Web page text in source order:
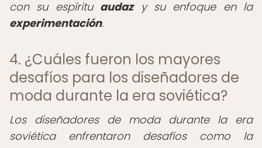
con su espíritu audazy su enfoque en la
experimentación.
4. ¿Cuáles fueron los mayores
desafíos para los diseñadores de
moda durante la era soviética?
Los diseñadores de moda durante la era
soviética enfrentaron desafíos como la